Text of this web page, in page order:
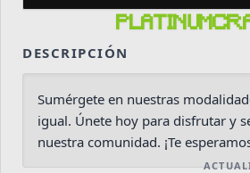
DESCRIPCIÓN
Sumérgete en nuestras
igual. Únete hoy para disfrutar y
nuestra comunidad. ¡Te